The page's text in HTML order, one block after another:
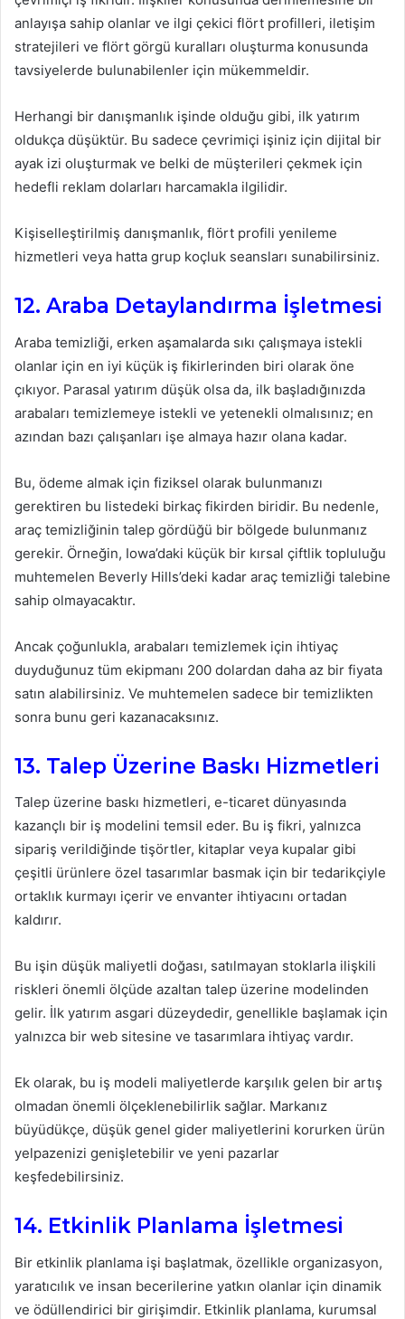
anlayışa sahip olanlar ve ilgi çekici flört profilleri, iletişim
stratejileri ve flört görgü kuralları oluşturma konusunda
tavsiyelerde bulunabilenler için mükemmeldir.
Herhangi bir danışmanlık işinde olduğu gibi, ilk yatırım
oldukça düşüktür. Bu sadece çevrimiçi işiniz için dijital bir
ayak izi oluşturmak ve belki de müşterileri çekmek için
hedefli reklam dolarları harcamakla ilgilidir.
Kişiselleştirilmiş danışmanlık, flört profili yenileme
hizmetleri veya hatta grup koçluk seansları sunabilirsiniz.
12. Araba Detaylandırma İşletmesi
Araba temizliği, erken aşamalarda sıkı çalışmaya istekli
olanlar için en iyi küçük iş fikirlerinden biri olarak öne
çıkıyor. Parasal yatırım düşük olsa da, ilk başladığınızda
arabaları temizlemeye istekli ve yetenekli olmalısınız; en
azından bazı çalışanları işe almaya hazır olana kadar.
Bu, ödeme almak için fiziksel olarak bulunmanızı
gerektiren bu listedeki birkaç fikirden biridir. Bu nedenle,
araç temizliğinin talep gördüğü bir bölgede bulunmanız
gerekir. Örneğin, Iowa’daki küçük bir kırsal çiftlik topluluğu
muhtemelen Beverly Hills’deki kadar araç temizliği talebine
sahip olmayacaktır.
Ancak çoğunlukla, arabaları temizlemek için ihtiyaç
duyduğunuz tüm ekipmanı 200 dolardan daha az bir fiyata
satın alabilirsiniz. Ve muhtemelen sadece bir temizlikten
sonra bunu geri kazanacaksınız.
13. Talep Üzerine Baskı Hizmetleri
Talep üzerine baskı hizmetleri, e-ticaret dünyasında
kazançlı bir iş modelini temsil eder. Bu iş fikri, yalnızca
sipariş verildiğinde tişörtler, kitaplar veya kupalar gibi
çeşitli ürünlere özel tasarımlar basmak için bir tedarikçiyle
ortaklık kurmayı içerir ve envanter ihtiyacını ortadan
kaldırır.
Bu işin düşük maliyetli doğası, satılmayan stoklarla ilişkili
riskleri önemli ölçüde azaltan talep üzerine modelinden
gelir. İlk yatırım asgari düzeydedir, genellikle başlamak için
yalnızca bir web sitesine ve tasarımlara ihtiyaç vardır.
Ek olarak, bu iş modeli maliyetlerde karşılık gelen bir artış
olmadan önemli ölçeklenebilirlik sağlar. Markanız
büyüdükçe, düşük genel gider maliyetlerini korurken ürün
yelpazenizi genişletebilir ve yeni pazarlar
keşfedebilirsiniz.
14. Etkinlik Planlama İşletmesi
Bir etkinlik planlama işi başlatmak, özellikle organizasyon,
yaratıcılık ve insan becerilerine yatkın olanlar için dinamik
ve ödüllendirici bir girişimdir. Etkinlik planlama, kurumsal